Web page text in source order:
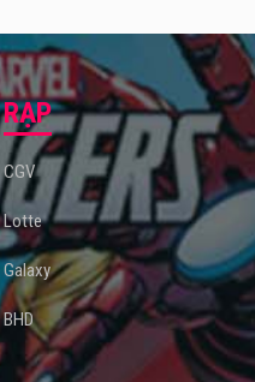
RẠP
CGV
Lotte
Galaxy
BHD